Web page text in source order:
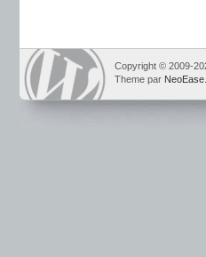
Copyright © 2009-
Theme par NeoEase